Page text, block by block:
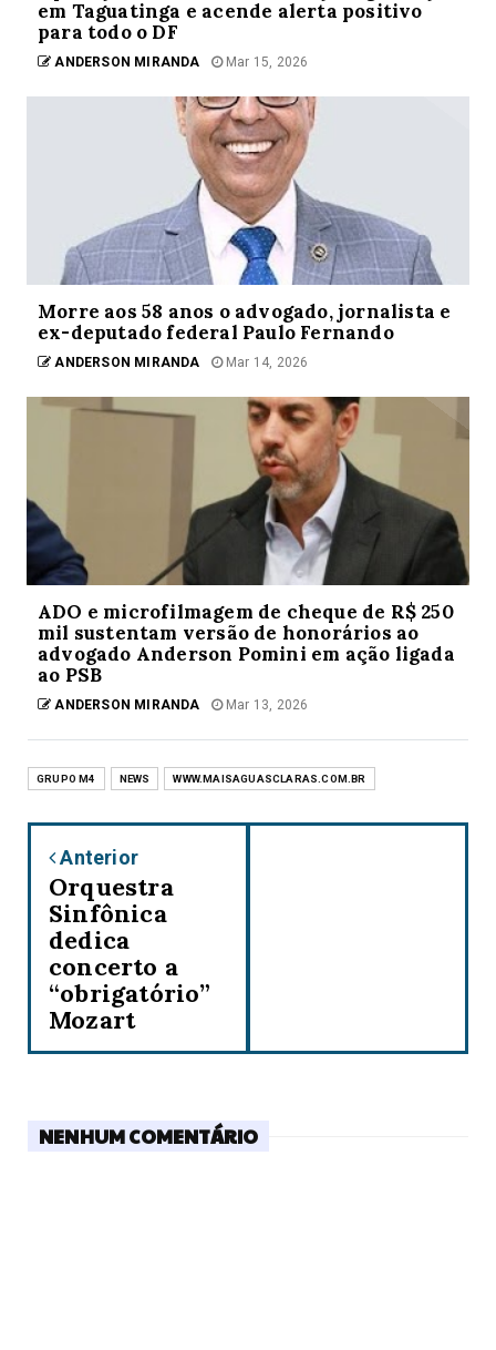
em Taguatinga e acende alerta positivo
para todo o DF
ANDERSON MIRANDA Mar 15, 2026
Morre aos 58 anos o advogado, jornalista e
ex-deputado federal Paulo Fernando
ANDERSON MIRANDA Mar 14, 2026
ADO e microfilmagem de cheque de R$ 250
mil sustentam versão de honorários ao
advogado Anderson Pomini em ação ligada
ao PSB
ANDERSON MIRANDA Mar 13, 2026
GRUPO M4 NEWS WWW.MAISAGUASCLARAS.COM.BR
Anterior
Orquestra
Sinfônica
dedica
concerto a
“obrigatório”
Mozart
NENHUM COMENTÁRIO